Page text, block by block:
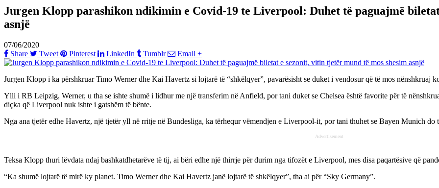
Jurgen Klopp parashikon ndikimin e Covid-19 te Liverpool: Duhet të paguajmë
asnjë
07/06/2020
Share
Tweet Pinterest LinkedIn Tumblr Email +
Jurgen Klopp i ka përshkruar Timo Werner dhe Kai Havertz si lojtarë të “shkëlqyer”, pavarësisht se duket i vendosur që të mos nënshkruaj
Ylli i RB Leipzig, Werner, u tha se ishte shumë i lidhur me një transferim në Anfield, por tani duket se Chelsea është favorite për të
diçka që Liverpool nuk ishte i gatshëm të bënte.
Nga ana tjetër edhe Havertz, një tjetër yll në rritje në Bundesliga, ka tërhequr vëmendjen e Liverpool-it, por tani thuhet se Bayen Munich do
Advertisement
Teksa Klopp thuri lëvdata ndaj bashkatdhetarëve të tij, ai bëri edhe një thirrje për durim nga tifozët e Liverpool, mes disa paqartësive që
“Ka shumë lojtarë të mirë ky planet. Timo Werner dhe Kai Havertz janë lojtarë të shkëlqyer”, tha ai për “Sky Germany”.